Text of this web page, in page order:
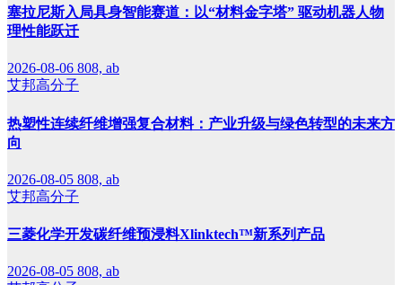
塞拉尼斯入局具身智能赛道：以“材料金字塔” 驱动机器人物
理性能跃迁
2026-08-06 808, ab
艾邦高分子
热塑性连续纤维增强复合材料：产业升级与绿色转型的未来方
向
2026-08-05 808, ab
艾邦高分子
三菱化学开发碳纤维预浸料Xlinktech™新系列产品
2026-08-05 808, ab